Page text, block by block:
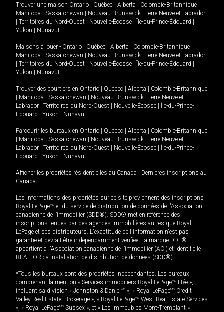
Trouver une maison Ontario Québec Alberta Colombie-Britannique
Manitoba
Saskatchewan Nouveau-Brunswick
Terre-Neuve-et-Labrador
Territoires du Nord-Ouest Nouvelle-Écosse Île-du-Prince-Édouard
Yukon
Nunavut.
Maisons à louer - Ontario Québec Alberta Colombie-Britannique
Manitoba
Saskatchewan Nouveau-Brunswick
Terre-Neuve-et-Labrador
Territoires du Nord-Ouest Nouvelle-Écosse Île-du-Prince-Édouard
Yukon
Nunavut.
Trouver des courtiers en Ontario Québec Alberta
Colombie-Britannique
Manitoba Saskatchewan Nouveau-Brunswick
Terre-Neuve-et-
Labrador
Territoires du Nord-Ouest Nouvelle-Écosse
Île-du-Prince-
Édouard
Yukon Nunavut
Parcourir les bureaux en Ontario Québec Alberta
Colombie-Britannique
Manitoba Saskatchewan Nouveau-Brunswick
Terre-Neuve-et-
Labrador
Territoires du Nord-Ouest Nouvelle-Écosse
Île-du-Prince-
Édouard
Yukon Nunavut
Afficher les propriétés résidentielles au Canada
Dernières inscriptions au
Canada
Les informations des propriétés sur ce site proviennent des inscriptions
Royal LePageMD et du service de distribution de données de l'Association
canadienne de l’immobilier (SDD®). SDD® met en référence des
inscriptions tenues par des agences immobilières autres que Royal
LePage et ses distributeurs. L'exactitude de l'information n'est pas
garantie et devrait être indépendamment vérifiée. La marque DDF®
appartient à l'Association canadienne de l’immobilier (ACI) et identifie le
REALTOR.ca Installation de distribution de données (SDD®).
*Tous les bureaux sont des propriétés indépendantes. Les bureaux
comprenant la mention « Services immobiliers Royal LePageMD Ltée »,
incluant sa division « Johnston & Daniel MD », « Royal LePageMD Credit
Valley Real Estate, Brokerage », « Royal LePageMD West Real Estate Services
», « Royal LePageMD Sussex », et « Les immeubles Mont-Tremblant »